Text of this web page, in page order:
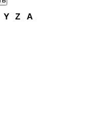
Y Z А